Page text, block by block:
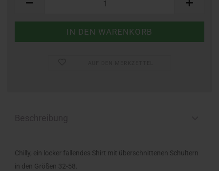
Chilly, ein locker fallendes Shirt mit überschnittenen Schultern
in den Größen 32-58.